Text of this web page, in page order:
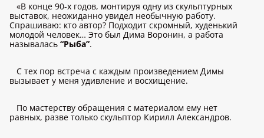
«В конце 90-х годов, монтируя одну из скульптурных
выставок, неожиданно увидел необычную работу.
Спрашиваю: кто автор? Подходит скромный, худенький
молодой человек… Это был Дима Воронин, а работа
называлась “Рыба”.
С тех пор встреча с каждым произведением Димы
вызывает у меня удивление и восхищение.
По мастерству обращения с материалом ему нет
равных, разве только скульптор Кирилл Александров.